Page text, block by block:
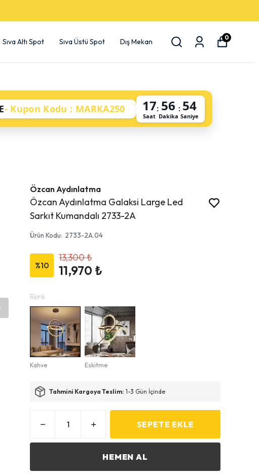
Sıva Altı Spot Sıva Üstü Spot Dış Mekan 0
- Kupon Kodu : MARKA250 17
Saat
: 56
Dakika
: 53
Saniye
Özcan Aydınlatma
Özcan Aydınlatma Galaksi Large Led
Sarkıt Kumandalı 2733-2A
Ürün Kodu: 2733-2A.04
%10
13,300 ₺
11,970 ₺
Renk
Kahve Eskitme
Tahmini Kargoya Teslim: 1-3 Gün İçinde
SEPETE EKLE
HEMEN AL